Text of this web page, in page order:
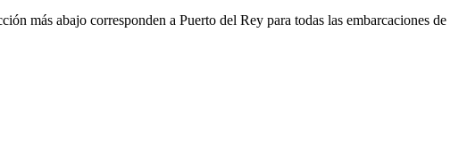
más abajo corresponden a Puerto del Rey para todas las embarcaciones de